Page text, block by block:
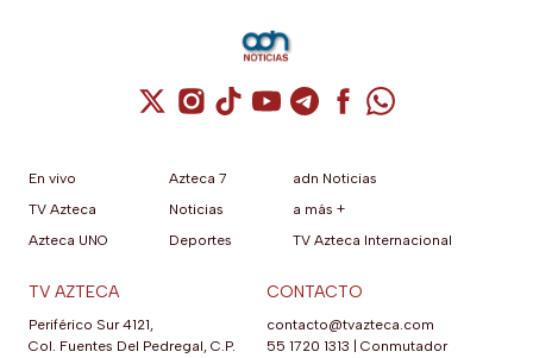
Cuenta de X / Twitter (se abre en una
Cuenta de Instagram (se abre en una
Cuenta de TikTok (se abre en
Cuenta de YouTube (se abre
Cuenta de Telegram (se
Cuenta de
Cuenta de
En vivo
TV Azteca
Azteca UNO
Azteca 7
Noticias
Deportes
adn Noticias
a más +
TV Azteca Internacional
TV AZTECA
Periférico Sur 4121,
Col. Fuentes Del Pedregal, C.P.
CONTACTO
contacto@tvazteca.com
55 1720 1313 | Conmutador